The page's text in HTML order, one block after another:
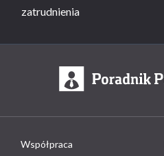
zatrudnienia
Współpraca